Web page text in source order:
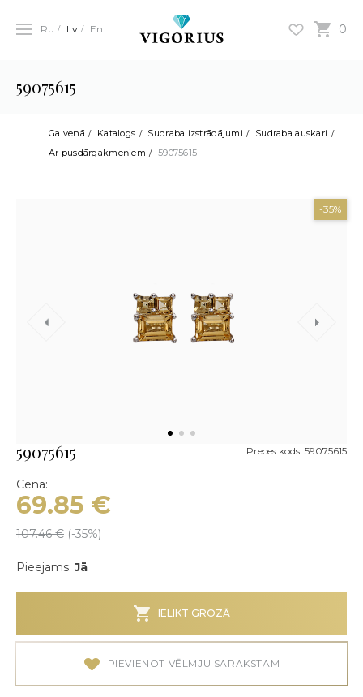
0
Ru Lv En
59075615
Galvenā Katalogs Sudraba izstrādājumi
Sudraba auskari
Ar pusdārgakmeņiem
59075615
-35%
59075615 Preces kods: 59075615
Cena:
69.85 €
107.46€ (-35%)
Pieejams:Jā
IELIKT GROZĀ
PIEVIENOT VĒLMJU SARAKSTAM